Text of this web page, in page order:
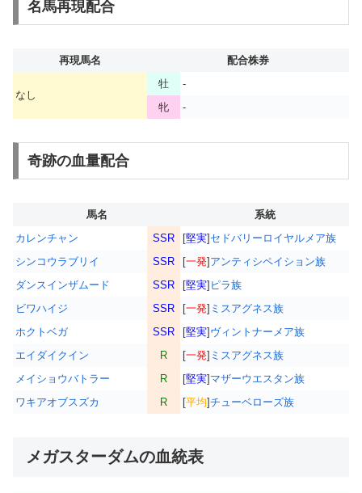
名馬再現配合
再現馬名 配合株券
なし
牡
-
牝
-
奇跡の血量配合
馬名
系統
カレンチャン
SSR [堅実] セドバリーロイヤルメア族
シンコウラブリイ
SSR [一発] アンティシペイション族
ダンスインザムード
SSR [堅実] ピラ族
ビワハイジ
SSR [一発] ミスアグネス族
ホクトベガ
SSR [堅実] ヴィントナーメア族
エイダイクイン
R [一発] ミスアグネス族
メイショウバトラー
R [堅実] マザーウエスタン族
ワキアオブスズカ
R [平均]チューベローズ族
メガスターダムの血統表